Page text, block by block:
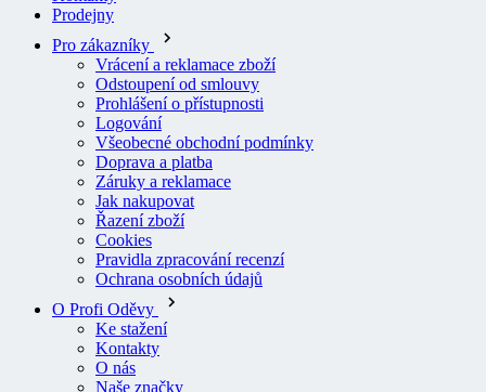
Pro zákazníky
Vrácení a reklamace zboží
Odstoupení od smlouvy
Prohlášení o přístupnosti
Logování
Všeobecné obchodní podmínky
Doprava a platba
Záruky a reklamace
Jak nakupovat
Řazení zboží
Cookies
Pravidla zpracování recenzí
Ochrana osobních údajů
O Profi Oděvy
Ke stažení
Kontakty
O nás
Naše značky
Pomáháme